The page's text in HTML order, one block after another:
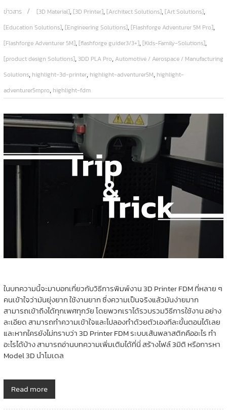
ข่าวสาร [3D Material],[3D Printer],[Architect Solutions],[Art Solutions],
[Education Solutions],[Engineering Solutions],[Flashforge Adventurer 5M Pro],
[Flashforge Adventurer 5M],[flashforge guider3/3+],[Kids-Family-Solutions],
[product design Solutions],3DD PLA Pro, Automotive / Aerospace / Manufacturing
Solutions, highlight-3d-printer, highlight-adventurer5M, highlight-
adventurer5mpro, highlight-fdm
ในบทความนี้จะมาบอกเกี่ยวกับวิธีการพิมพ์งาน 3D Printer FDM ที่หลาย ๆ
คนเข้าใจว่ามันยุ่งยาก ใช้งานยาก ซึ่งความเป็นจริงแล้วมันง่ายมาก
สามารถเข้าถึงได้ทุกเพศทุกวัย โดยพวกเราได้รวบรวมวิธีการใช้งาน อย่าง
ละเอียด สามารถทำความเข้าใจและไปลองทำด้วยตัวเองทีละขั้นตอนได้เลย
และหากใครยังไม่ทราบว่า 3D Printer FDM ระบบเส้นพลาสติกคืออะไร ทำ
อะไรได้บ้าง สามารถอ่านบทความเพิ่มเติมได้ที่นี่ สร้างไฟล์ 3มิติ หรือการหา
Model 3D นำโมเดล
Read more